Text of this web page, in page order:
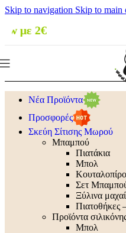
Skip to navigation Skip to main
Νέα Προϊόντα
Προσφορές
Σκεύη Σίτισης Μωρού
Μπαμπού
Πιατάκια
Μπολ
Σετ
Ξύλινα
Πιατοθήκες
Προϊόντα
Μπολ